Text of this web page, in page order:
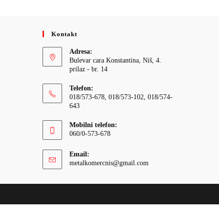
Kontakt
Adresa:
Bulevar cara Konstantina, Niš, 4.
prilaz - br. 14
Telefon:
018/573-678, 018/573-102, 018/574-
643
Mobilni telefon:
060/0-573-678
Email:
metalkomercnis@gmail.com